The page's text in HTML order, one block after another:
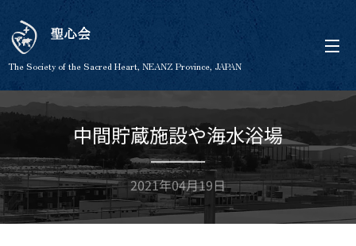
聖心会
The Society of the Sacred Heart, NEANZ Province, JAPAN
中間貯蔵施設や海水浴場
2021年04月19日